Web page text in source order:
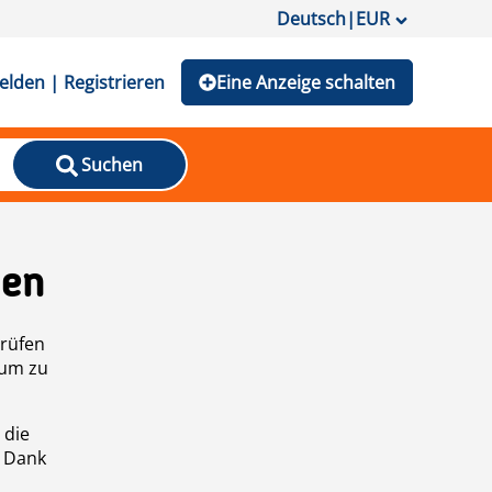
Deutsch|EUR
| Registrieren Eine Anzeige schalten
Suchen
zu
die